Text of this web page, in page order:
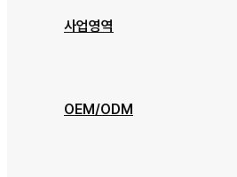
사업영역
OEM/ODM